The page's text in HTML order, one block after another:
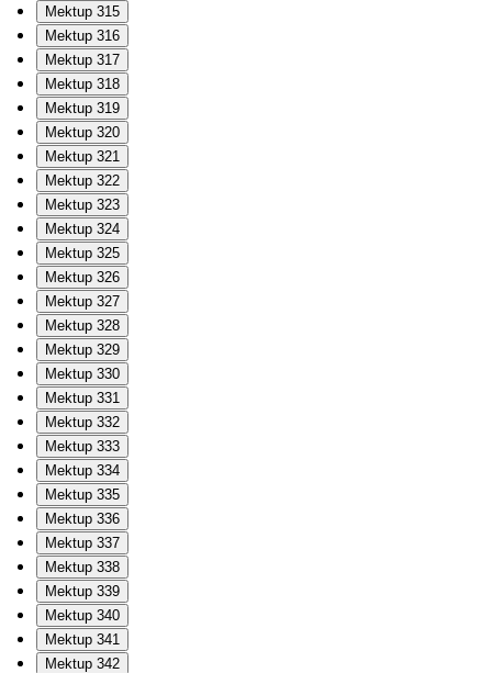
Mektup 315
Mektup 316
Mektup 317
Mektup 318
Mektup 319
Mektup 320
Mektup 321
Mektup 322
Mektup 323
Mektup 324
Mektup 325
Mektup 326
Mektup 327
Mektup 328
Mektup 329
Mektup 330
Mektup 331
Mektup 332
Mektup 333
Mektup 334
Mektup 335
Mektup 336
Mektup 337
Mektup 338
Mektup 339
Mektup 340
Mektup 341
Mektup 342